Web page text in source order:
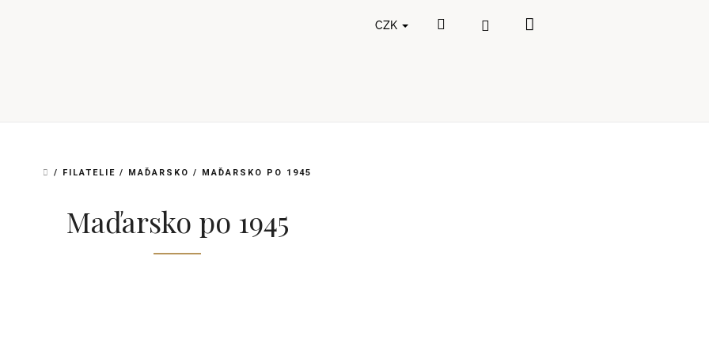
CZK Hledat Přihlášení
DOMŮ
/ FILATELIE / MAĎARSKO / MAĎARSKO PO 1945
Maďarsko po 1945